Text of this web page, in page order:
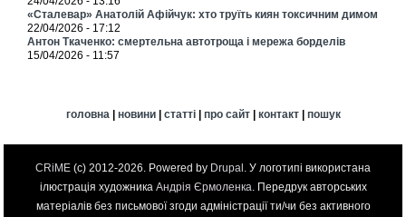
«Сталевар» Анатолій Афійчук: хто труїть киян токсичним димом
22/04/2026 - 17:12
Антон Ткаченко: смертельна автотроща і мережа борделів
15/04/2026 - 11:57
головна | новини| статті| про сайт| контакт| пошук
CRiME (c) 2012-2026. Powered by Drupal . У логотипі використана
ілюстрація художника Андрія Єрмоленка . Передрук авторських
матеріалів без письмової згоди адміністрації ти/чи без активного